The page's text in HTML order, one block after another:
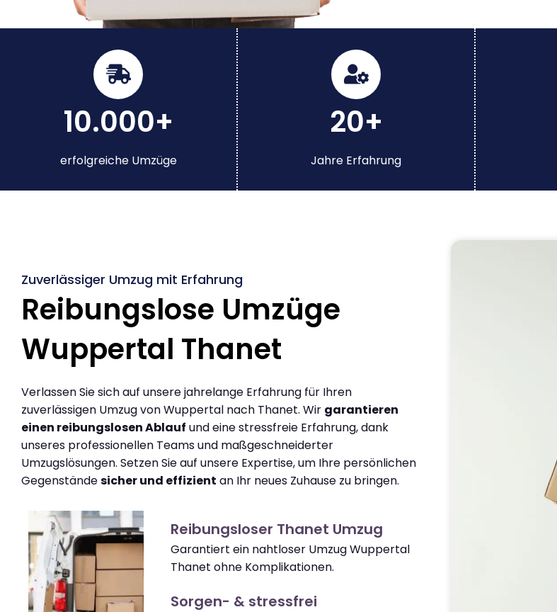
10.000+
erfolgreiche Umzüge
20+
Jahre Erfahrung
Zuverlässiger Umzug mit Erfahrung
Reibungslose Umzüge
Wuppertal Thanet
Verlassen Sie sich auf unsere jahrelange Erfahrung für Ihren
zuverlässigen Umzug von Wuppertal nach Thanet. Wir garantieren
einen reibungslosen Ablauf und eine stressfreie Erfahrung, dank
unseres professionellen Teams und maßgeschneiderter
Umzugslösungen. Setzen Sie auf unsere Expertise, um Ihre persönlichen
Gegenständesicher und effizient an Ihr neues Zuhause zu bringen.
Reibungsloser Thanet Umzug
Garantiert ein nahtloser Umzug Wuppertal
Thanet ohne Komplikationen.
Sorgen- & stressfrei